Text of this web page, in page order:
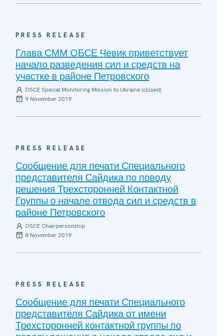
PRESS RELEASE
Глава СММ ОБСЕ Чевик приветствует
начало разведения сил и средств на
участке в районе Петровского
OSCE Special Monitoring Mission to Ukraine (closed)
9 November 2019
PRESS RELEASE
Сообщение для печати Специального
представителя Сайдика по поводу
решения Трехсторонней Контактной
Группы о начале отвода сил и средств в
районе Петровского
OSCE Chairpersonship
8 November 2019
PRESS RELEASE
Сообщение для печати Специального
представителя Сайдика от имени
Трехсторонней контактной группы по